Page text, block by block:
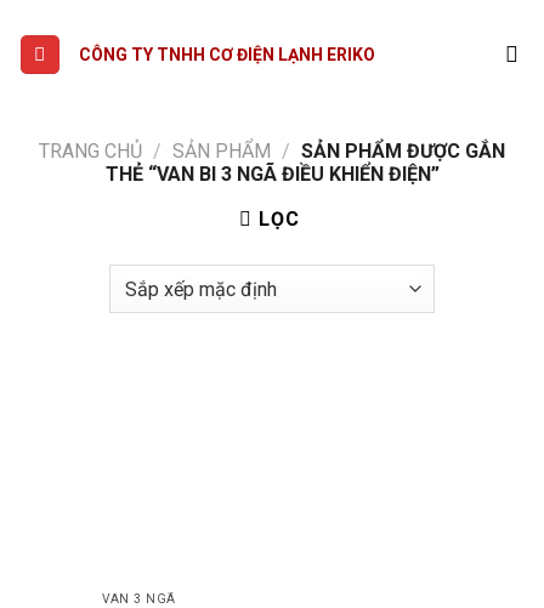
content
CÔNG TY TNHH CƠ ĐIỆN LẠNH ERIKO
TRANG CHỦ / SẢN PHẨM / SẢN PHẨM ĐƯỢC GẮN
THẺ “VAN BI 3 NGÃ ĐIỀU KHIỂN ĐIỆN”
LỌC
VAN 3 NGÃ